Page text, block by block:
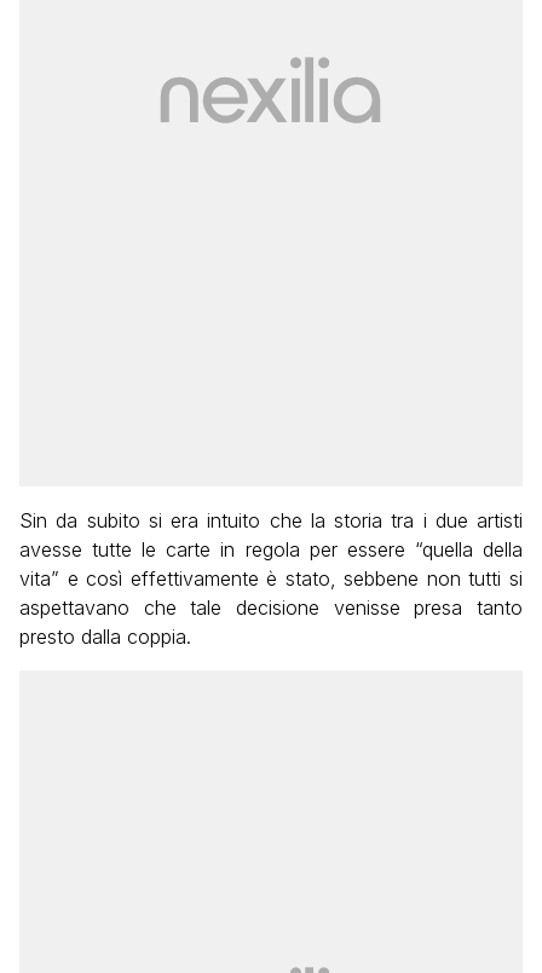
Sin da subito si era intuito che la storia tra i due artisti
avesse tutte le carte in regola per essere “quella della
vita” e così effettivamente è stato, sebbene non tutti si
aspettavano che tale decisione venisse presa tanto
presto dalla coppia.